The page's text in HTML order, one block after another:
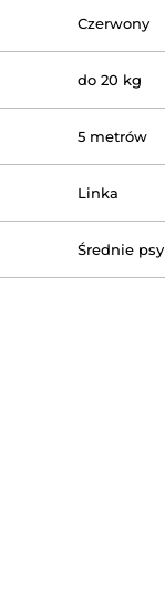
Czerwony
do 20 kg
5 metrów
Linka
Średnie psy